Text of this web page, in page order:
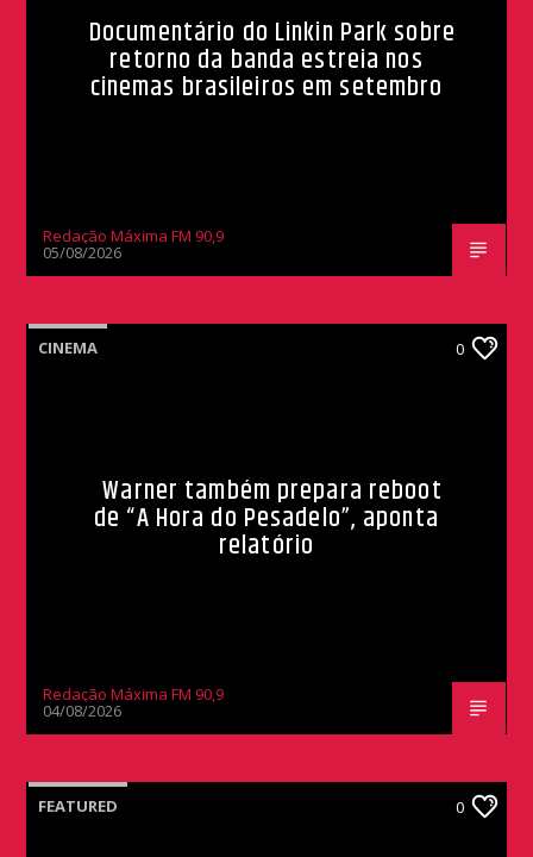
Documentário do Linkin Park sobre
retorno da banda estreia nos
cinemas brasileiros em setembro
Redação Máxima FM 90,9
05/08/2026
CINEMA 0
Warner também prepara reboot
de “A Hora do Pesadelo”, aponta
relatório
Redação Máxima FM 90,9
04/08/2026
FEATURED 0